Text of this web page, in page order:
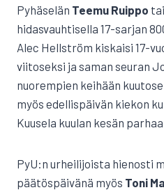
Pyhäselän Teemu Ruippo
hidasvauhtisella 17-sarjan
Alec Hellström kiskaisi 17-
viitoseksi ja saman seuran
nuorempien keihään
myös edellispäivän kiekon
Kuusela kuulan kesän
PyU:n urheilijoista hienosti
päätöspäivänä myös Toni